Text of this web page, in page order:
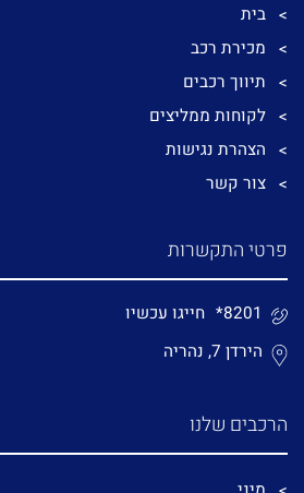
בית
מכירת רכב
תיווך רכבים
לקוחות ממליצים
הצהרת נגישות
צור קשר
הרכבים שלנו
פרטי התקשרות
*8201 חייגו עכשיו
הירדן 7, נהריה